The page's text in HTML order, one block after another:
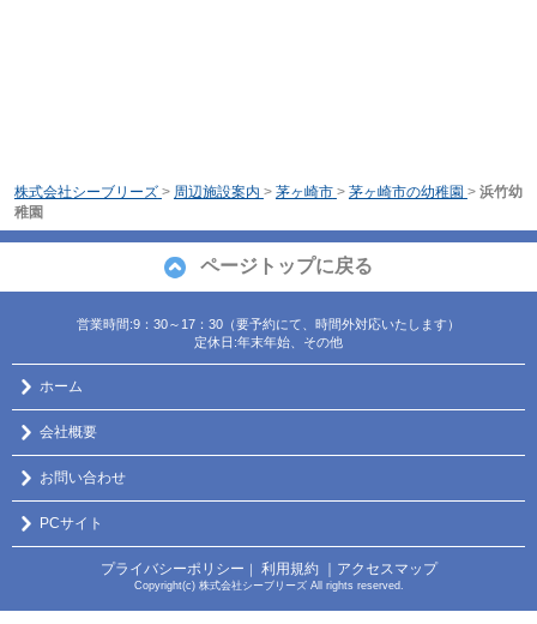
株式会社シーブリーズ > 周辺施設案内 > 茅ヶ崎市 > 茅ヶ崎市の幼稚園 > 浜竹幼
稚園
ページトップに戻る
営業時間:9：30～17：30（要予約にて、時間外対応いたします）
定休日:年末年始、その他
ホーム
会社概要
お問い合わせ
PCサイト
プライバシーポリシー ｜ 利用規約 ｜アクセスマップ
Copyright(c) 株式会社シーブリーズ All rights reserved.